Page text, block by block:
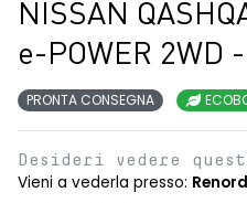
NISSAN
e-POWER 2WD -
PRONTA CONSEGNA
Desideri vedere
Vieni a vederla presso: